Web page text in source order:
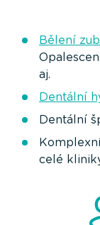
Bělení
aj.
Dentální
Dentální
celé